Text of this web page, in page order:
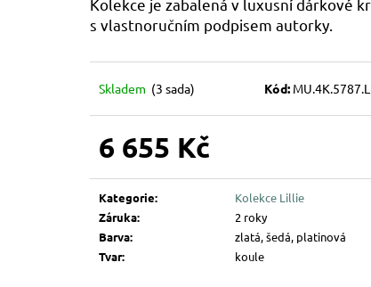
Kolekce je zabalená v luxusní dárkové
s vlastnoručním podpisem autorky.
Skladem (3 sada) Kód:
6 655 Kč
Kategorie:
Kolekce Lillie
Záruka:
2 roky
Barva:
zlatá, šedá, platinová
Tvar: koule
144 Kč